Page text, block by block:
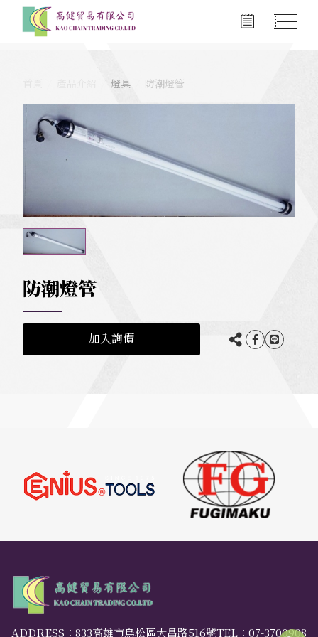
燈具 防潮燈管
防潮燈管
加入詢價
ADDRESS：833高雄市鳥松區大昌路516號TEL： 07-3700908